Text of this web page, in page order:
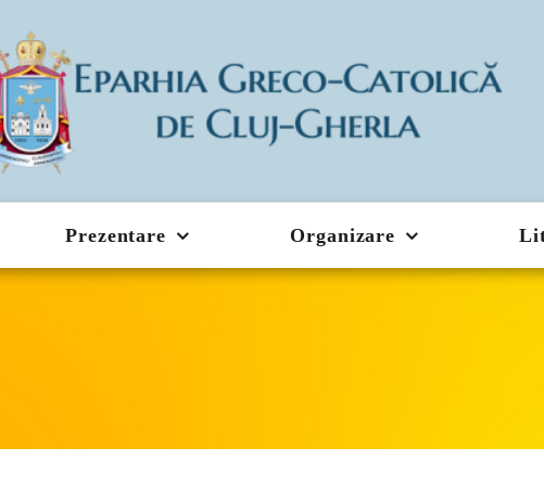
Prezentare Organizare